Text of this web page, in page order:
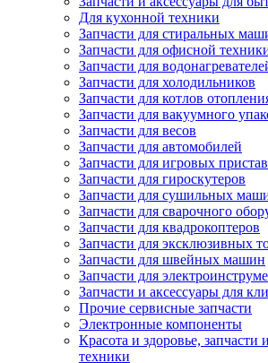
Для кухонной техники
Запчасти для стиральных
Запчасти для офисной
Запчасти для
Запчасти для холодильников
Запчасти для котлов
Запчасти для вакуумного
Запчасти для весов
Запчасти для автомобилей
Запчасти для игровых
Запчасти для гироскутеров
Запчасти для сушильных
Запчасти для сварочного
Запчасти для квадрокоптеров
Запчасти для эксклюзивных
Запчасти для швейных машин
Запчасти для
Запчасти и аксессуары для
Прочие сервисные запчасти
Электронные компоненты
Красота и здоровье, запчасти
техники